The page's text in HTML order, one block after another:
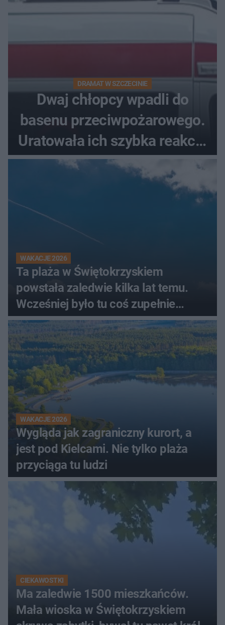
DRAMAT W SZCZECINIE
Dwaj chłopcy wpadli do
basenu przeciwpożarowego.
Uratowała ich szybka reakcja
świadków
WAKACJE 2026
Ta plaża w Świętokrzyskiem
powstała zaledwie kilka lat temu.
Wcześniej było tu coś zupełnie
innego
WAKACJE 2026
Wygląda jak zagraniczny kurort, a
jest pod Kielcami. Nie tylko plaża
przyciąga tu ludzi
CIEKAWOSTKI
Ma zaledwie 1500 mieszkańców.
Mała wioska w Świętokrzyskiem